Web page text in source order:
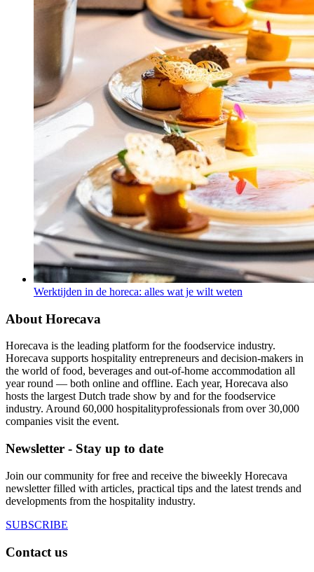
Werktijden in de horeca: alles wat je wilt weten
About Horecava
Horecava is the leading platform for the foodservice industry.
Horecava supports hospitality entrepreneurs and decision-makers in
the world of food, beverages and out-of-home accommodation all
year round — both online and offline. Each year, Horecava also
hosts the largest Dutch trade show by and for the foodservice
industry. Around 60,000 hospitalityprofessionals from over 30,000
companies visit the event.
Newsletter - Stay up to date
Join our community for free and receive the biweekly Horecava
newsletter filled with articles, practical tips and the latest trends and
developments from the hospitality industry.
SUBSCRIBE
Contact us